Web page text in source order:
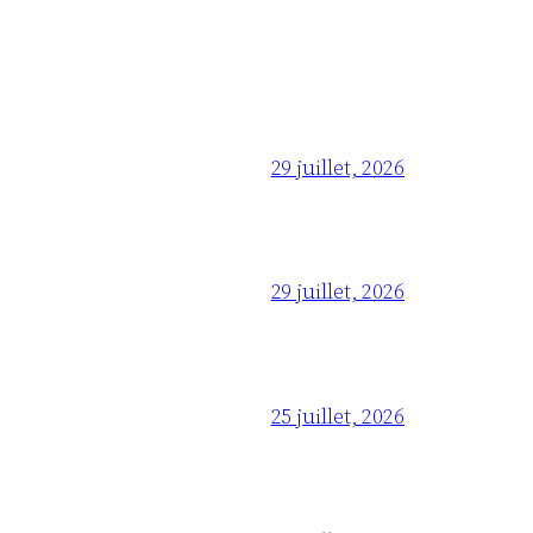
29 juillet, 2026
29 juillet, 2026
25 juillet, 2026